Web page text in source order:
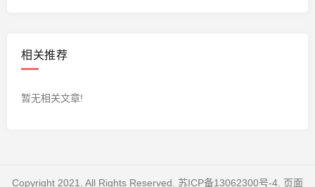
相关推荐
暂无相关文章!
Copyright 2021. All Rights Reserved. 苏ICP备13062300号-4 . 页面